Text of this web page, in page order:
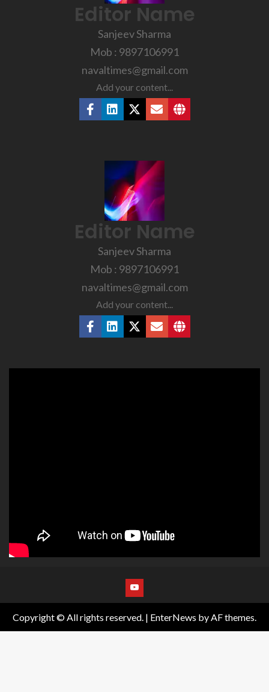
Editor Name
Sanjeev Sharma
Mob : 9897106991
navaltimes@gmail.com
Add your content...
Editor Name
Sanjeev Sharma
Mob : 9897106991
navaltimes@gmail.com
Add your content...
Copyright © All rights reserved. | EnterNews by AF themes.